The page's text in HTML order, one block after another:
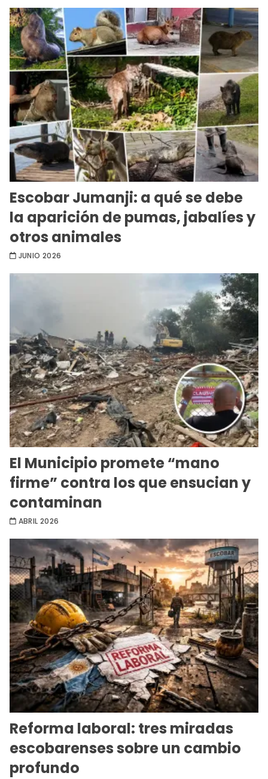
Escobar Jumanji: a qué se debe
la aparición de pumas, jabalíes y
otros animales
JUNIO 2026
El Municipio promete “mano
firme” contra los que ensucian y
contaminan
ABRIL 2026
Reforma laboral: tres miradas
escobarenses sobre un cambio
profundo